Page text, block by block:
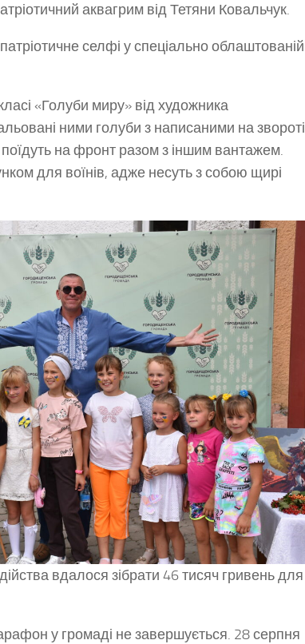
аквагрим від Тетяни Ковальчук.
селфі у спеціально облаштованій
«Голуби миру» від художника
ними голуби з написаними на звороті
на фронт разом з іншим вантажем.
для воїнів, адже несуть з собою щирі
вдалося зібрати 46 тисяч гривень для
у громаді не завершується. 28 серпня